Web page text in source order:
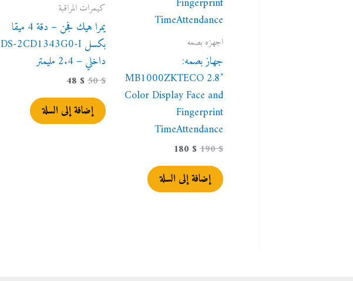
اجهزه بصمه
جهاز بصمه:
MB1000ZKTECO 2.8″
Color Display Face and
Fingerprint
TimeAttendance
190$
180 $
إضافة إلى السلة
كيمرات المراقبة
يمرا هيك فجن – دقة 4 ميقا
بكسل DS-2CD1343G0-I
داخلي – 2.4 مليمتر
50$
48 $
إضافة إلى السلة